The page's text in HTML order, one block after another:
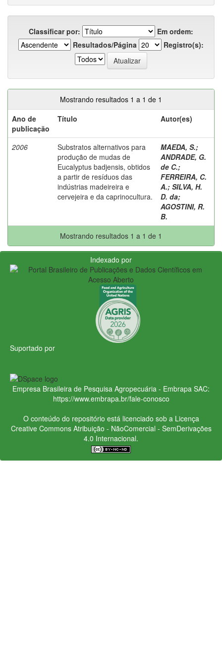
Classificar por:
Em ordem:
Resultados/Página
Registro(s):
Mostrando resultados 1 a 1 de 1
Ano de
publicação
Título Autor(es)
2006
Substratos alternativos para
produção de mudas de
Eucalyptus badjensis, obtidos
a partir de resíduos das
indústrias madeireira e
cervejeira e da caprinocultura.
MAEDA, S.;
ANDRADE, G.
de C.;
FERREIRA, C.
A.; SILVA, H.
D. da;
AGOSTINI, R.
B.
Mostrando resultados 1 a 1 de 1
Indexado por
Suportado por
Empresa Brasileira de Pesquisa Agropecuária - Embrapa SAC:
https://www.embrapa.br/fale-conosco
O conteúdo do repositório está licenciado sob a Licença
Creative CommonsAtribuição - NãoComercial - SemDerivações
4.0 Internacional.